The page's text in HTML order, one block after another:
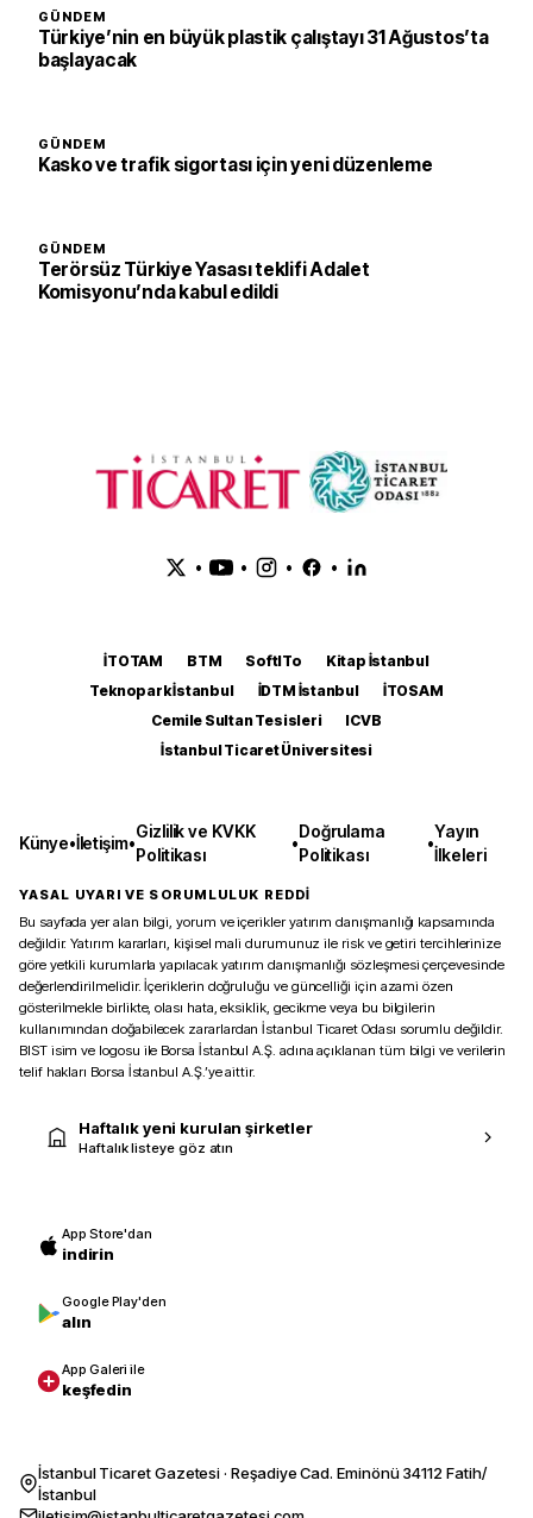
GÜNDEM
Türkiye’nin en büyük plastik çalıştayı 31 Ağustos’ta
başlayacak
GÜNDEM
Kasko ve trafik sigortası için yeni düzenleme
GÜNDEM
Terörsüz Türkiye Yasası teklifi Adalet
Komisyonu’nda kabul edildi
• • • •
İTOTAM BTM SoftITo
Kitap İstanbul
Teknopark İstanbul
İDTM İstanbul
İTOSAM
Cemile Sultan Tesisleri
ICVB
İstanbul Ticaret Üniversitesi
Künye•İletişim•
Gizlilik ve KVKK
Politikası
•
Doğrulama
Politikası
•
Yayın
İlkeleri
YASAL UYARI VE SORUMLULUK REDDİ
Bu sayfada yer alan bilgi, yorum ve içerikler yatırım danışmanlığı kapsamında
değildir. Yatırım kararları, kişisel mali durumunuz ile risk ve getiri tercihlerinize
göre yetkili kurumlarla yapılacak yatırım danışmanlığı sözleşmesi çerçevesinde
değerlendirilmelidir. İçeriklerin doğruluğu ve güncelliği için azami özen
gösterilmekle birlikte, olası hata, eksiklik, gecikme veya bu bilgilerin
kullanımından doğabilecek zararlardan İstanbul Ticaret Odası sorumlu değildir.
BIST isim ve logosu ile Borsa İstanbul A.Ş. adına açıklanan tüm bilgi ve verilerin
telif hakları Borsa İstanbul A.Ş.’ye aittir.
Haftalık yeni kurulan şirketler
Haftalık listeye göz atın
App Store'dan
indirin
Google Play'den
alın
App Galeri ile
keşfedin
İstanbul Ticaret Gazetesi · Reşadiye Cad. Eminönü 34112 Fatih/
İstanbul